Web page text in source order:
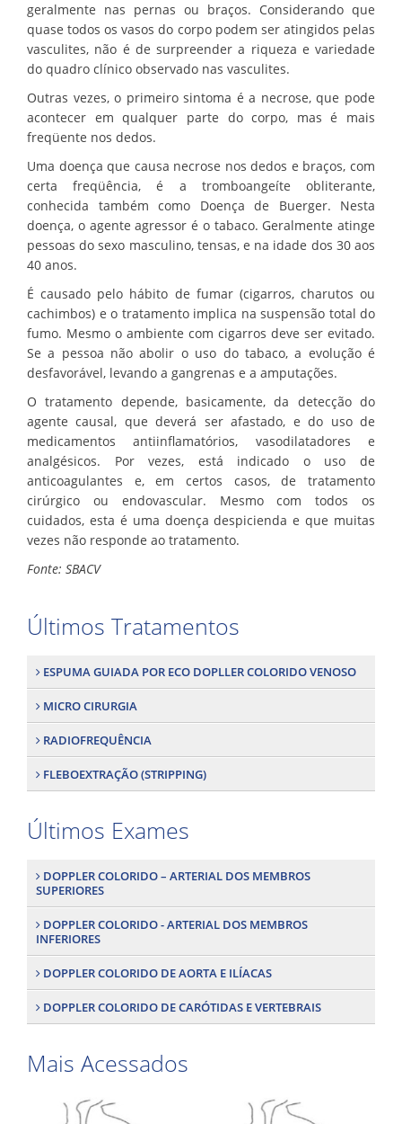
geralmente nas pernas ou braços. Considerando que
quase todos os vasos do corpo podem ser atingidos pelas
vasculites, não é de surpreender a riqueza e variedade
do quadro clínico observado nas vasculites.
Outras vezes, o primeiro sintoma é a necrose, que pode
acontecer em qualquer parte do corpo, mas é mais
freqüente nos dedos.
Uma doença que causa necrose nos dedos e braços, com
certa freqüência, é a tromboangeíte obliterante,
conhecida também como Doença de Buerger. Nesta
doença, o agente agressor é o tabaco. Geralmente atinge
pessoas do sexo masculino, tensas, e na idade dos 30 aos
40 anos.
É causado pelo hábito de fumar (cigarros, charutos ou
cachimbos) e o tratamento implica na suspensão total do
fumo. Mesmo o ambiente com cigarros deve ser evitado.
Se a pessoa não abolir o uso do tabaco, a evolução é
desfavorável, levando a gangrenas e a amputações.
O tratamento depende, basicamente, da detecção do
agente causal, que deverá ser afastado, e do uso de
medicamentos antiinflamatórios, vasodilatadores e
analgésicos. Por vezes, está indicado o uso de
anticoagulantes e, em certos casos, de tratamento
cirúrgico ou endovascular. Mesmo com todos os
cuidados, esta é uma doença despicienda e que muitas
vezes não responde ao tratamento.
Fonte: SBACV
Últimos Tratamentos
ESPUMA GUIADA POR ECO DOPLLER COLORIDO VENOSO
MICRO CIRURGIA
RADIOFREQUÊNCIA
FLEBOEXTRAÇÃO (STRIPPING)
Últimos Exames
DOPPLER COLORIDO – ARTERIAL DOS MEMBROS
SUPERIORES
DOPPLER COLORIDO - ARTERIAL DOS MEMBROS
INFERIORES
DOPPLER COLORIDO DE AORTA E ILÍACAS
DOPPLER COLORIDO DE CARÓTIDAS E VERTEBRAIS
Mais Acessados